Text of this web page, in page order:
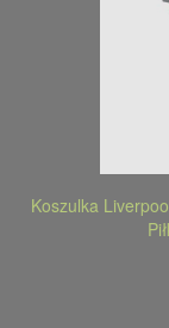
Koszulka